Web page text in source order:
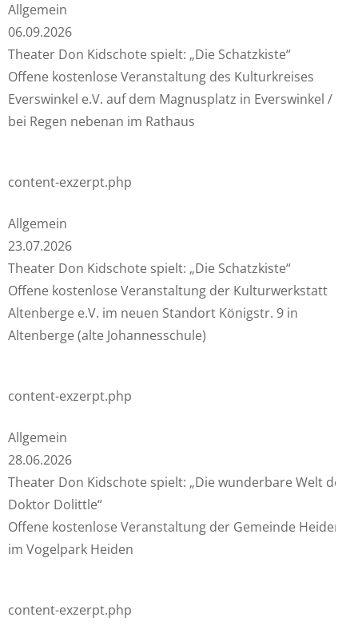
Allgemein
06.09.2026
Theater Don Kidschote spielt: „Die Schatzkiste“
Offene kostenlose Veranstaltung des Kulturkreises
Everswinkel e.V. auf dem Magnusplatz in Everswinkel /
bei Regen nebenan im Rathaus
content-exzerpt.php
Allgemein
23.07.2026
Theater Don Kidschote spielt: „Die Schatzkiste“
Offene kostenlose Veranstaltung der Kulturwerkstatt
Altenberge e.V. im neuen Standort Königstr. 9 in
Altenberge (alte Johannesschule)
content-exzerpt.php
Allgemein
28.06.2026
Theater Don Kidschote spielt: „Die wunderbare Welt des
Doktor Dolittle“
Offene kostenlose Veranstaltung der Gemeinde Heiden
im Vogelpark Heiden
content-exzerpt.php